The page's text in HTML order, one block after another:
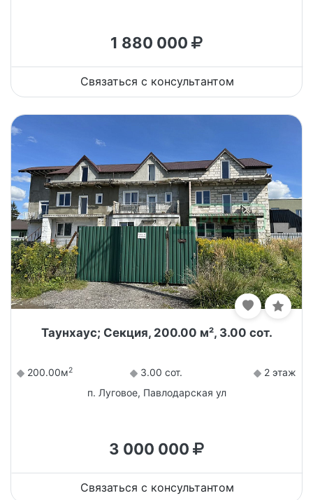
1 880 000
Связаться с консультантом
Таунхаус; Секция, 200.00 м², 3.00 сот.
200.00м2 3.00 сот.
2 этаж
п. Луговое, Павлодарская ул
3 000 000
Связаться с консультантом